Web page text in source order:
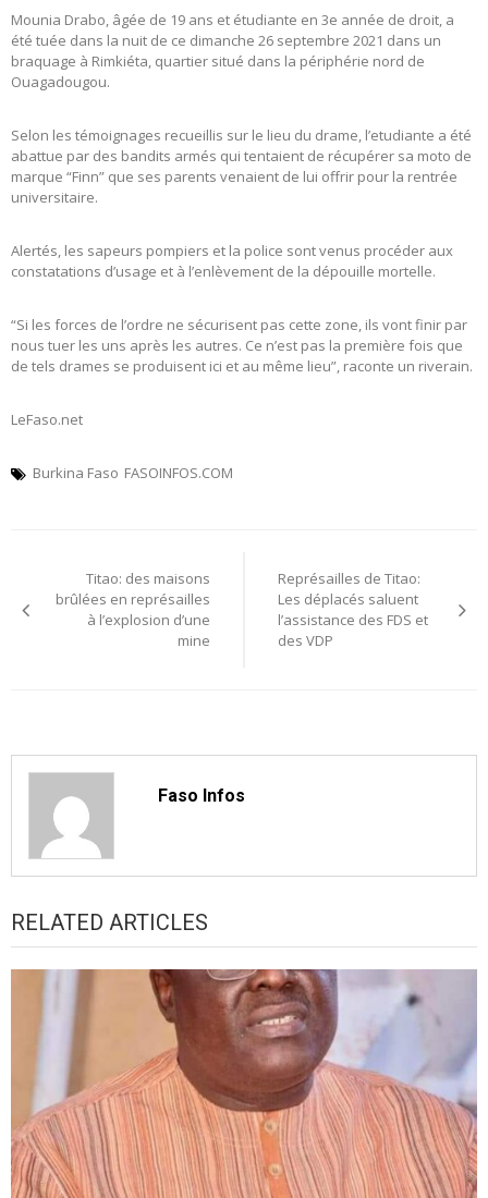
Mounia Drabo, âgée de 19 ans et étudiante en 3e année de droit, a
été tuée dans la nuit de ce dimanche 26 septembre 2021 dans un
braquage à Rimkiéta, quartier situé dans la périphérie nord de
Ouagadougou.
Selon les témoignages recueillis sur le lieu du drame, l’etudiante a été
abattue par des bandits armés qui tentaient de récupérer sa moto de
marque “Finn” que ses parents venaient de lui offrir pour la rentrée
universitaire.
Alertés, les sapeurs pompiers et la police sont venus procéder aux
constatations d’usage et à l’enlèvement de la dépouille mortelle.
“Si les forces de l’ordre ne sécurisent pas cette zone, ils vont finir par
nous tuer les uns après les autres. Ce n’est pas la première fois que
de tels drames se produisent ici et au même lieu”, raconte un riverain.
LeFaso.net
Burkina Faso FASOINFOS.COM
de
l’article
Titao: des maisons
brûlées en représailles
à l’explosion d’une
mine
Représailles de Titao:
Les déplacés saluent
l’assistance des FDS et
des VDP
Faso Infos
RELATED ARTICLES